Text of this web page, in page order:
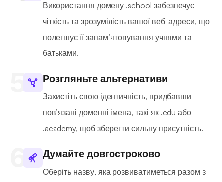
Використання домену .school забезпечує
чіткість та зрозумілість вашої веб-адреси, що
полегшує її запам’ятовування учнями та
батьками.
Розгляньте альтернативи
Захистіть свою ідентичність, придбавши
пов’язані доменні імена, такі як .edu або
.academy, щоб зберегти сильну присутність.
Думайте довгостроково
Оберіть назву, яка розвиватиметься разом з